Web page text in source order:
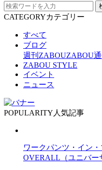
CATEGORYカテゴリー
すべて
ブログ
週刊ZABOUZABOU
ZABOU STYLE
イベント
ニュース
POPULARITY 人気記事
ワークパンツ・イン
OVERALL（ユニバー